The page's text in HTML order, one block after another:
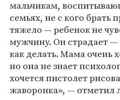
мальчикам,
семьях, не с кого брать
тяжело — ребенок не
мужчину. Он страдает
как делать. Мама
но она не знает
хочется пистолет
жаворонка», — отметил